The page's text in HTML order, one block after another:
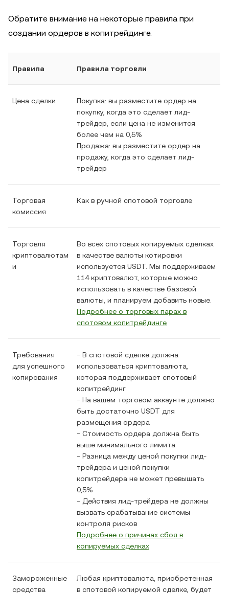
Обратите внимание на некоторые правила при
создании ордеров в копитрейдинге.
Правила Правила торговли
Цена сделки
Покупка: вы разместите ордер на
покупку, когда это сделает лид-
трейдер, если цена не изменится
более чем на 0,5%
Продажа: вы разместите ордер на
продажу, когда это сделает лид-
трейдер
Торговая
комиссия
Как в ручной спотовой торговле
Торговля
криптовалютам
и
Во всех спотовых копируемых сделках
в качестве валюты котировки
используется USDT. Мы поддерживаем
114 криптовалют, которые можно
использовать в качестве базовой
валюты, и планируем добавить новые.
Подробнее о торговых парах в
спотовом копитрейдинге
Требования
для успешного
копирования
− В спотовой сделке должна
использоваться криптовалюта,
которая поддерживает спотовый
копитрейдинг
− На вашем торговом аккаунте должно
быть достаточно USDT для
размещения ордера
− Стоимость ордера должна быть
выше минимального лимита
− Разница между ценой покупки лид-
трейдера и ценой покупки
копитрейдера не может превышать
0,5%
− Действия лид-трейдера не должны
вызвать срабатывание системы
контроля рисков
Подробнее о причинах сбоя в
копируемых сделках
Замороженные
средства
Любая криптовалюта, приобретенная
в спотовой копируемой сделке, будет